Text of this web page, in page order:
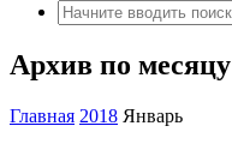
Архив по
Главная 2018 Январь